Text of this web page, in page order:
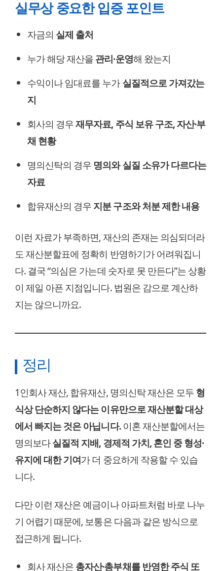
실무상 중요한 입증 포인트
자금의 실제 출처
누가 해당 재산을관리·운영해 왔는지
수익이나 임대료를 누가실질적으로 가져갔는
지
회사의 경우재무자료, 주식 보유 구조, 자산·부
채 현황
명의신탁의 경우 명의와 실질 소유가 다르다는
자료
합유재산의 경우지분 구조와 처분 제한 내용
이런 자료가 부족하면, 재산의 존재는 의심되더라
도 재산분할표에 정확히 반영하기가 어려워집니
다. 결국 “의심은 가는데 숫자로 못 만든다”는 상황
이 제일 아픈 지점입니다. 법원은 감으로 계산하
지는 않으니까요.
정리
1인회사 재산, 합유재산, 명의신탁 재산은 모두형
식상 단순하지 않다는 이유만으로 재산분할 대상
에서 빠지는 것은 아닙니다.이혼 재산분할에서는
명의보다실질적 지배, 경제적 가치, 혼인 중 형성·
유지에 대한 기여가 더 중요하게 작용할 수 있습
니다.
다만 이런 재산은 예금이나 아파트처럼 바로 나누
기 어렵기 때문에, 보통은 다음과 같은 방식으로
접근하게 됩니다.
회사 재산은총자산·총부채를 반영한 주식 또